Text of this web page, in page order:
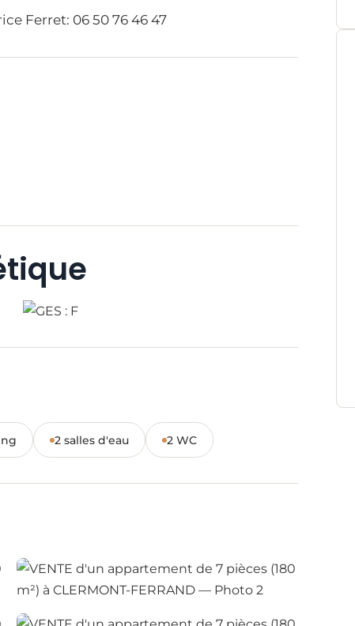
Ferret: 06 50 76 46 47
2 salles d'eau 2 WC